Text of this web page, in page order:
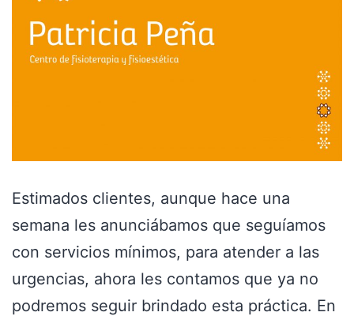
Estimados clientes, aunque hace una
semana les anunciábamos que seguíamos
con servicios mínimos, para atender a las
urgencias, ahora les contamos que ya no
podremos seguir brindado esta práctica. En